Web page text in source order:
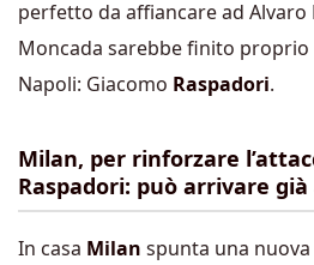
perfetto da affiancare ad
Moncada sarebbe finito proprio
Napoli: Giacomo Raspadori.
Milan, per rinforzare
Raspadori: può arrivare
In casa Milan spunta una